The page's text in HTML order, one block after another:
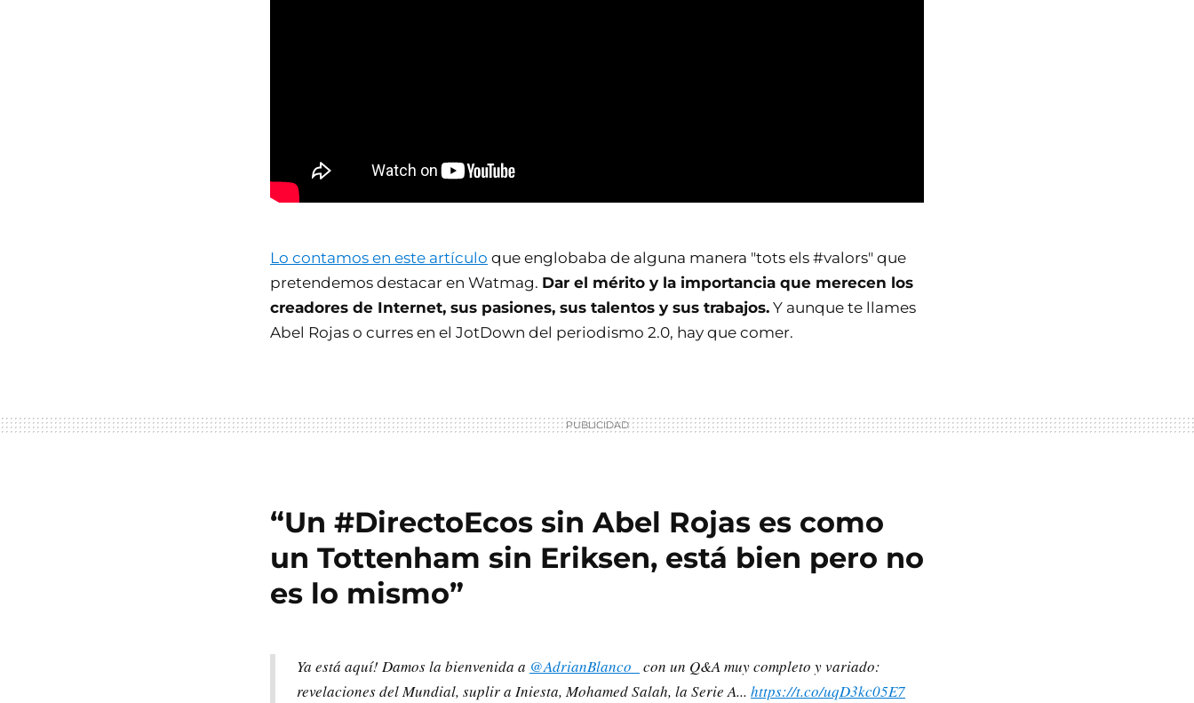
Lo contamos en este artículo que englobaba de alguna manera "tots els #valors" que
pretendemos destacar en Watmag. Dar el mérito y la importancia que merecen los
creadores de Internet, sus pasiones, sus talentos y sus trabajos. Y aunque te llames
Abel Rojas o curres en el JotDown del periodismo 2.0, hay que comer.
“Un #DirectoEcos sin Abel Rojas es como
un Tottenham sin Eriksen, está bien pero no
es lo mismo”
Ya está aquí! Damos la bienvenida a @AdrianBlanco_
con un Q&A muy completo y variado:
revelaciones del Mundial, suplir a Iniesta, Mohamed Salah, la Serie A... https://t.co/uqD3kc05E7